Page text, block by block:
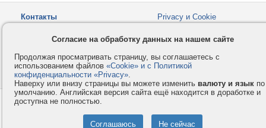
Контакты
Privacy и Cookie
Как оплатить
Форумы
© 2008-2026VMESTE.EU
Согласие на обработку данных на нашем сайте
Продолжая просматривать страницу, вы соглашаетесь с
использованием файлов «Cookie» и с Политикой
конфиденциальности «Privacy».
Наверху или внизу страницы вы можете изменить валюту и язык по
умолчанию. Английская версия сайта ещё находится в доработке и
доступна не полностью.